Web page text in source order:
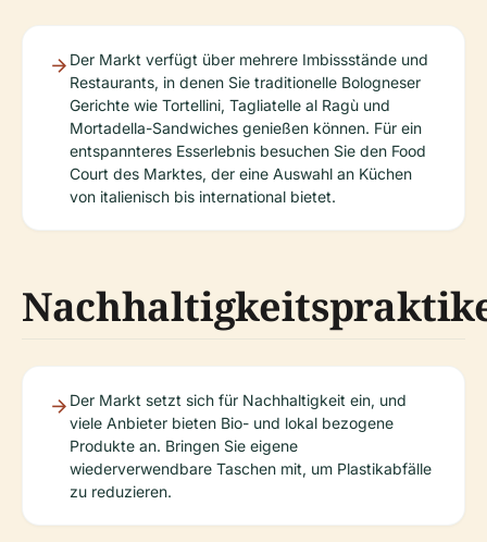
Der Markt verfügt über mehrere Imbissstände und
Restaurants, in denen Sie traditionelle Bologneser
Gerichte wie Tortellini, Tagliatelle al Ragù und
Mortadella-Sandwiches genießen können. Für ein
entspannteres Esserlebnis besuchen Sie den Food
Court des Marktes, der eine Auswahl an Küchen
von italienisch bis international bietet.
Der Markt setzt sich für Nachhaltigkeit ein, und
viele Anbieter bieten Bio- und lokal bezogene
Produkte an. Bringen Sie eigene
wiederverwendbare Taschen mit, um Plastikabfälle
zu reduzieren.